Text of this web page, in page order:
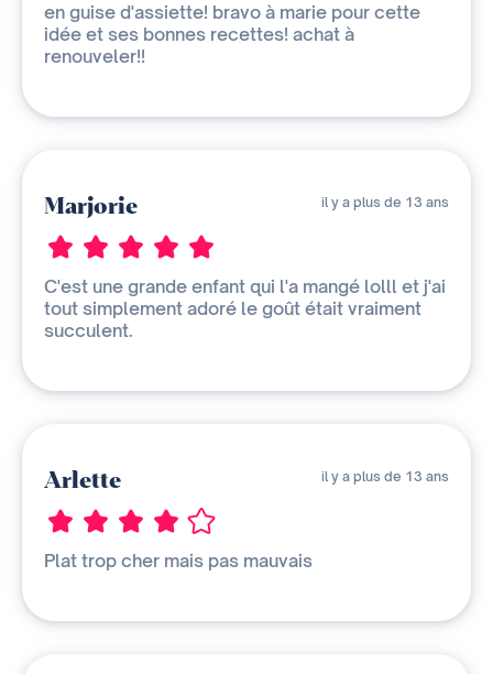
en guise d'assiette! bravo à marie pour cette
idée et ses bonnes recettes! achat à
renouveler!!
Marjorie il y a plus de 13 ans
C'est une grande enfant qui l'a mangé lolll et j'ai
tout simplement adoré le goût était vraiment
succulent.
Arlette il y a plus de 13 ans
Plat trop cher mais pas mauvais